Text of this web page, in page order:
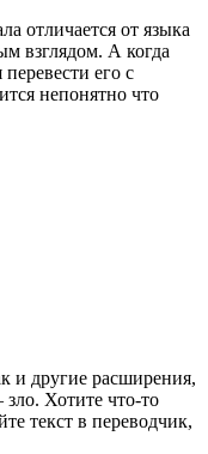
отличается от языка
взглядом. А когда
его с
непонятно что
и другие расширения,
Хотите что-то
текст в переводчик,